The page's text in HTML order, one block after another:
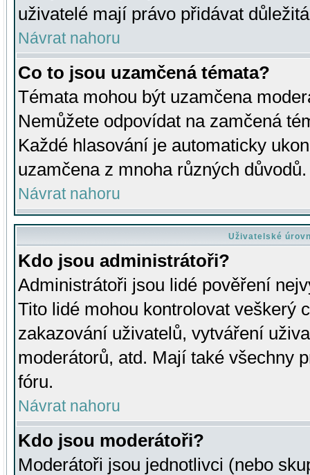
uživatelé mají právo přidávat
Návrat nahoru
Co to jsou uzamčená témata?
Témata mohou být uzamčena
Nemůžete odpovídat na zamčená
Každé hlasování je automaticky
uzamčena z mnoha různých důvodů.
Návrat nahoru
Uživatelské
Kdo jsou administrátoři?
Administrátoři jsou lidé pověření
Tito lidé mohou kontrolovat veškerý
zakazování uživatelů, vytváření
moderátorů, atd. Mají také všechny
fóru.
Návrat nahoru
Kdo jsou moderátoři?
Moderátoři jsou jednotlivci (nebo